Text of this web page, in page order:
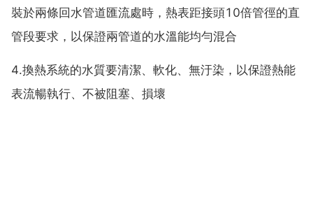
裝於兩條回水管道匯流處時，熱表距接頭10倍管徑的直
管段要求，以保證兩管道的水溫能均勻混合
4.換熱系統的水質要清潔、軟化、無汙染，以保證熱能
表流暢執行、不被阻塞、損壞